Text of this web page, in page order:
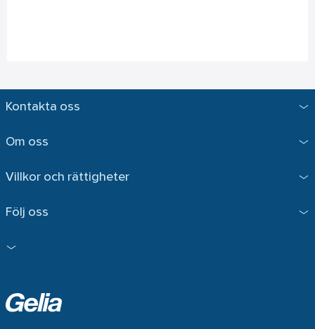
Kontakta oss
Om oss
Villkor och rättigheter
Följ oss